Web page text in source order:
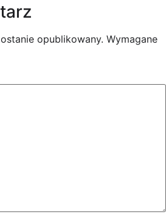
opublikowany. Wymagane